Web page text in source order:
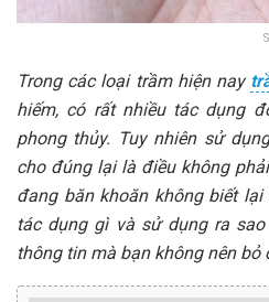
Trong các loại trầm hiện nay
hiếm, có rất nhiều tác dụng
phong thủy. Tuy nhiên sử
cho đúng lại là điều không
đang băn khoăn không biết
tác dụng gì và sử dụng ra
thông tin mà bạn không nên bỏ